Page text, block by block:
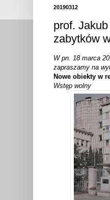
20190312
prof.
zabytków
W pn. 18 marca
zapraszamy na
Nowe obiekty w
Wstęp wolny